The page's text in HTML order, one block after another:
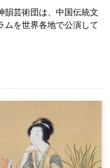
芸術団は、中国伝統文
ムを世界各地で公演して